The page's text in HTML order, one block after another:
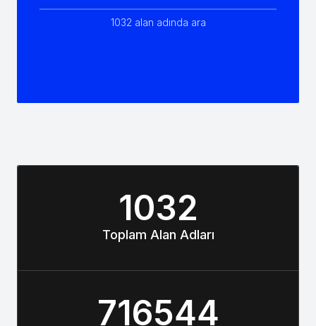
1032 alan adında ara
1032
Toplam Alan Adları
716544